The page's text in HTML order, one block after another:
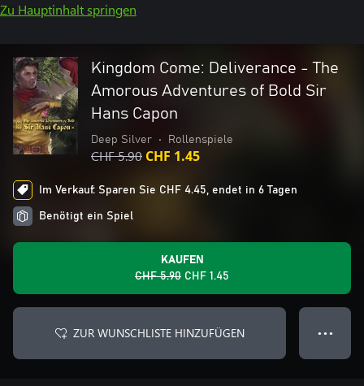
Zu Hauptinhalt springen
Kingdom Come: Deliverance - The
Amorous Adventures of Bold Sir
Hans Capon
Deep Silver • Rollenspiele
CHF 5.90 CHF 1.45
Im Verkauf: Sparen Sie CHF 4.45, endet in 6 Tagen
Benötigt ein Spiel
KAUFEN
CHF 5.90 CHF 1.45
ZUR WUNSCHLISTE HINZUFÜGEN ● ● ●